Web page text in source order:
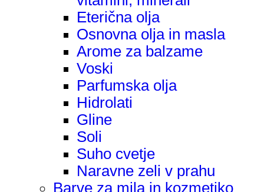
Eterična olja
Osnovna olja in masla
Arome za balzame
Voski
Parfumska olja
Hidrolati
Gline
Soli
Suho cvetje
Naravne zeli v prahu
Barve za mila in kozmetiko